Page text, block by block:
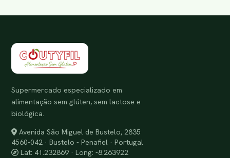
Supermercado especializado em
alimentação sem glúten, sem lactose e
biológica.
Avenida São Miguel de Bustelo, 2835
4560-042 · Bustelo - Penafiel · Portugal
Lat: 41.232869 · Long: -8.263922